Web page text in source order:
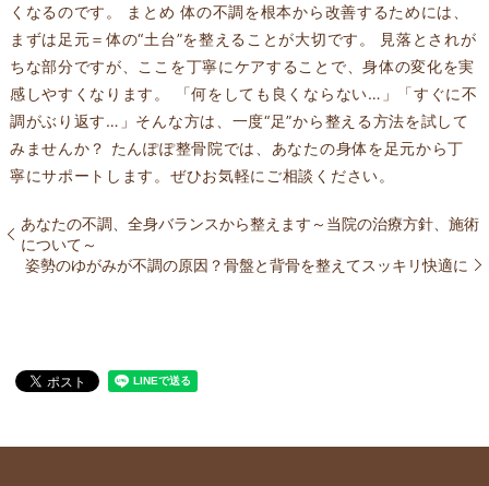
くなるのです。 まとめ 体の不調を根本から改善するためには、
まずは足元＝体の“土台”を整えることが大切です。 見落とされが
ちな部分ですが、ここを丁寧にケアすることで、身体の変化を実
感しやすくなります。 「何をしても良くならない…」「すぐに不
調がぶり返す…」そんな方は、一度“足”から整える方法を試して
みませんか？ たんぽぽ整骨院では、あなたの身体を足元から丁
寧にサポートします。ぜひお気軽にご相談ください。
あなたの不調、全身バランスから整えます～当院の治療方針、施術
について～
姿勢のゆがみが不調の原因？骨盤と背骨を整えてスッキリ快適に